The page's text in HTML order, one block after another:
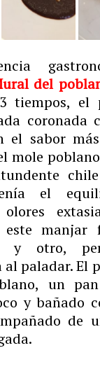
del
tiempos, el
coronada
el sabor
mole
el
este manjar
y otro,
paladar. El
un
y bañado
de